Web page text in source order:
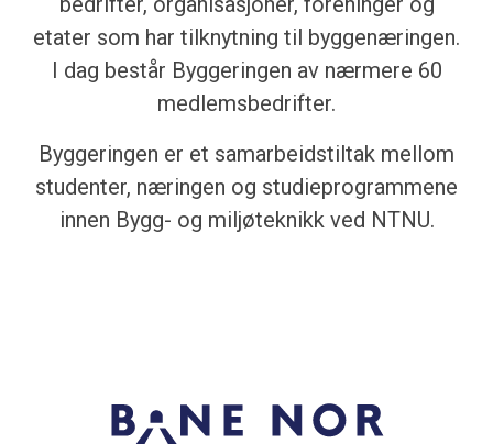
etater som har tilknytning til byggenæringen.
I dag består Byggeringen av nærmere 60
medlemsbedrifter.
Byggeringen er et samarbeidstiltak mellom
studenter, næringen og studieprogrammene
innen Bygg- og miljøteknikk ved NTNU.